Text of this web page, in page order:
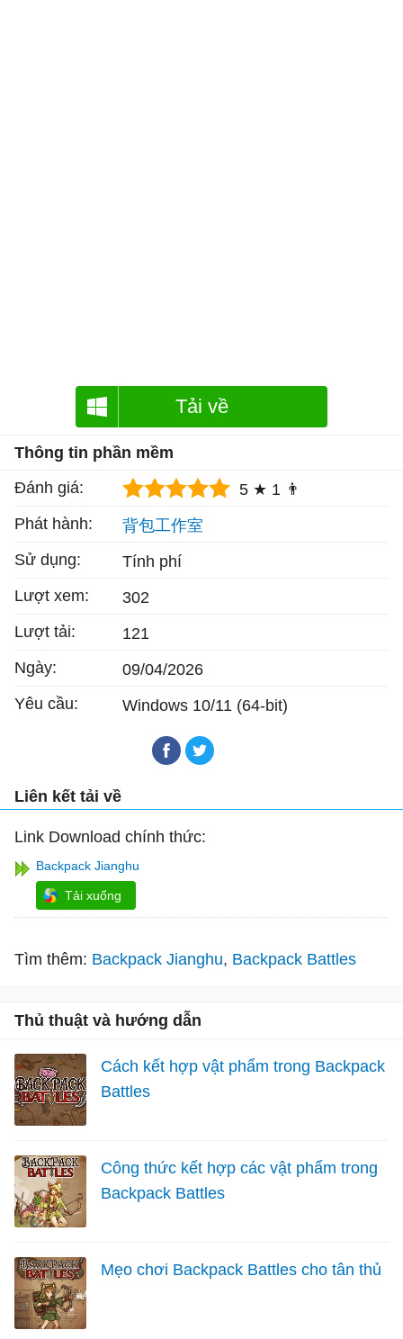
Tải về
Thông tin phần mềm
Đánh giá:
5 ★ 1 👨
Phát hành:
背包工作室
Sử dụng:
Tính phí
Lượt xem:
302
Lượt tải:
121
Ngày:
09/04/2026
Yêu cầu:
Windows 10/11 (64-bit)
Liên kết tải về
Link Download chính thức:
Backpack Jianghu
Tải xuống
Tìm thêm: Backpack Jianghu Backpack Battles
Thủ thuật và hướng dẫn
Cách kết hợp vật phẩm trong Backpack
Battles
Công thức kết hợp các vật phẩm trong
Backpack Battles
Mẹo chơi Backpack Battles cho tân thủ